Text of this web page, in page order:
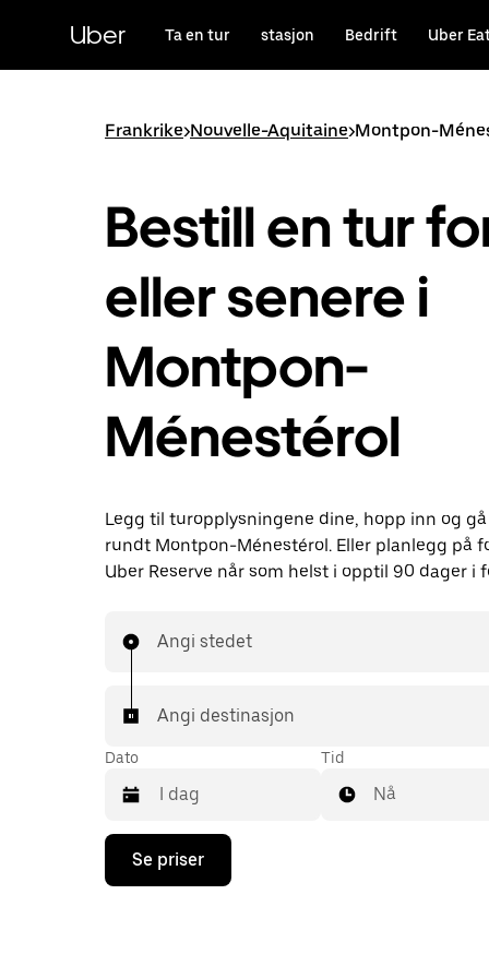
hovedinnholdet
Uber Ta en tur stasjon Bedrift Uber
Frankrike>Nouvelle-Aquitaine>Montpon-
Bestill en tur
eller senere i
Montpon-
Ménestérol
Legg til turopplysningene dine, hopp inn og
rundt Montpon-Ménestérol. Eller planlegg på
Uber Reserve når som helst i opptil 90 dager i
Angi stedet
Angi destinasjon
Dato
Trykk
piltast
Tid
Nå
Se priser